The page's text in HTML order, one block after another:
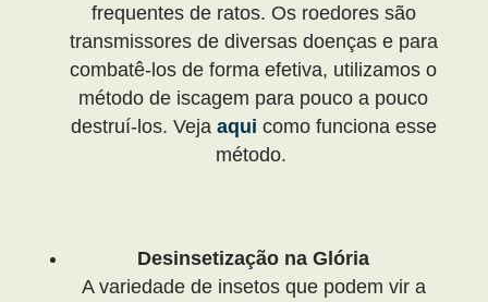
frequentes de ratos. Os roedores são
transmissores de diversas doenças e para
combatê-los de forma efetiva, utilizamos o
método de iscagem para pouco a pouco
destruí-los. Veja aqui como funciona esse
método.
Desinsetização na Glória
A variedade de insetos que podem vir a